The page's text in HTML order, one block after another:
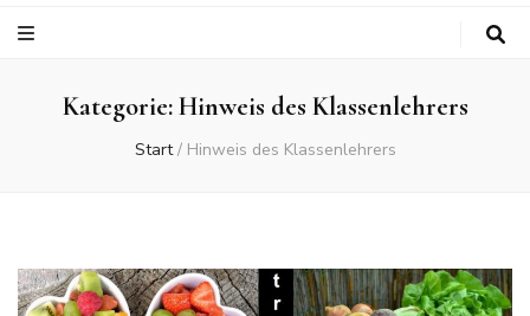
Kategorie:Hinweis des Klassenlehrers
Start / Hinweis des Klassenlehrers